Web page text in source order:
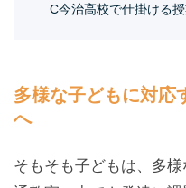
C今治高校で仕掛ける
多様な子どもに対応
へ
そもそも子どもは、多